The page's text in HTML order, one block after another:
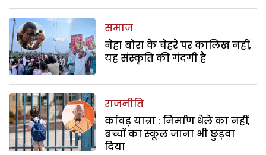
समाज
नेहा बोरा के चेहरे पर कालिख नहीं,
यह संस्कृति की गंदगी है
राजनीति
कांवड़ यात्रा : निर्माण धेले का नहीं,
बच्चों का स्कूल जाना भी छुड़वा
दिया